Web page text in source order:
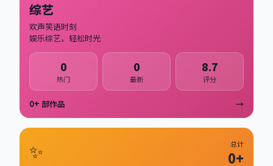
综艺
欢声笑语时刻
娱乐综艺，轻松时光
0
热门
0
最新
8.7
评分
0+ 部作品 →
✨ 总计
0+